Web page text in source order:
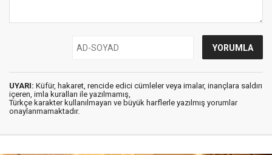
UYARI: Küfür, hakaret, rencide edici cümleler veya imalar, inançlara saldırı
içeren, imla kuralları ile yazılmamış,
Türkçe karakter kullanılmayan ve büyük harflerle yazılmış yorumlar
onaylanmamaktadır.